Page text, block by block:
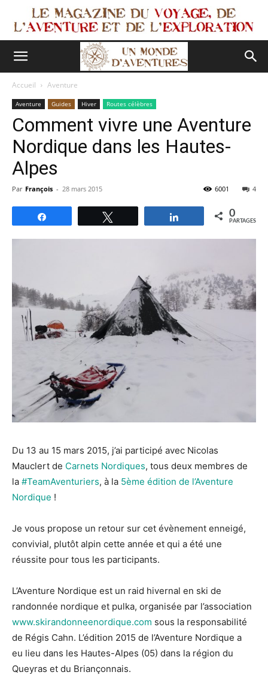
Accueil Aventure
Aventure Guides Hiver Routes célèbres
Comment vivre une Aventure
Nordique dans les Hautes-
Alpes
Par François - 28 mars 2015 4
6001
Partagez 0
PARTAGES
Du 13 au 15 mars 2015, j’ai participé avec Nicolas
Mauclert de Carnets Nordiques, tous deux membres de
la #TeamAventuriers, à la 5ème édition de l’Aventure
Nordique !
Je vous propose un retour sur cet évènement enneigé,
convivial, plutôt alpin cette année et qui a été une
réussite pour tous les participants.
L’Aventure Nordique est un raid hivernal en ski de
randonnée nordique et pulka, organisée par l’association
www.skirandonneenordique.com sous la responsabilité
de Régis Cahn. L’édition 2015 de l’Aventure Nordique a
eu lieu dans les Hautes-Alpes (05) dans la région du
Queyras et du Briançonnais.